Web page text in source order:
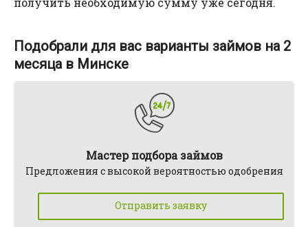
Подобрали для вас варианты займов на 2
месяца в Минске
Мастер подбора займов
Предложения с высокой вероятностью одобрения
Отправить заявку